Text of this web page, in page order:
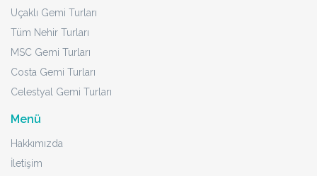
Uçaklı Gemi Turları
Tüm Nehir Turları
MSC Gemi Turları
Costa Gemi Turları
Celestyal Gemi Turları
Menü
Hakkımızda
İletişim